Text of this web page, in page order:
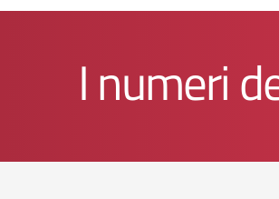
I numeri